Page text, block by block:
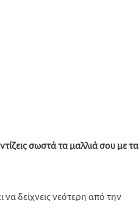
σωστά τα μαλλιά σου με τα
να δείχνεις νεότερη από την